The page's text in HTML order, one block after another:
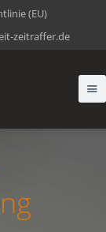
(EU)
zeitraffer.de